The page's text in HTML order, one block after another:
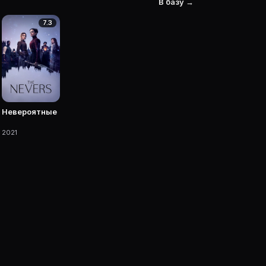
заключить сделку до декабря. После права на
«Барби». Сейчас, когда права еще у компании,
7.3
Невероятные
2021